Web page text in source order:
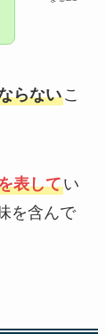
らないこ
表してい
を含んで